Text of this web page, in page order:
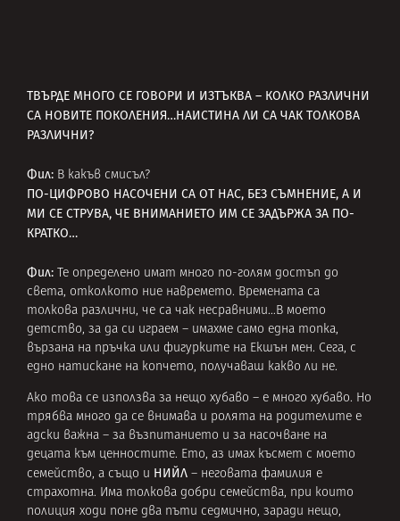
ТВЪРДЕ МНОГО СЕ ГОВОРИ И ИЗТЪКВА – КОЛКО РАЗЛИЧНИ
СА НОВИТЕ ПОКОЛЕНИЯ…НАИСТИНА ЛИ СА ЧАК ТОЛКОВА
РАЗЛИЧНИ?
Фил: В какъв смисъл?
ПО-ЦИФРОВО НАСОЧЕНИ СА ОТ НАС, БЕЗ СЪМНЕНИЕ, А И
МИ СЕ СТРУВА, ЧЕ ВНИМАНИЕТО ИМ СЕ ЗАДЪРЖА ЗА ПО-
КРАТКО…
Фил: Те определено имат много по-голям достъп до
света, отколкото ние навремето. Времената са
толкова различни, че са чак несравними…В моето
детство, за да си играем – имахме само една топка,
вързана на пръчка или фигурките на Екшън мен. Сега, с
едно натискане на копчето, получаваш какво ли не.
Ако това се използва за нещо хубаво – е много хубаво. Но
трябва много да се внимава и ролята на родителите е
адски важна – за възпитанието и за насочване на
децата към ценностите. Ето, аз имах късмет с моето
семейство, а също и НИЙЛ – неговата фамилия е
страхотна. Има толкова добри семейства, при които
полиция ходи поне два пъти седмично, заради нещо,